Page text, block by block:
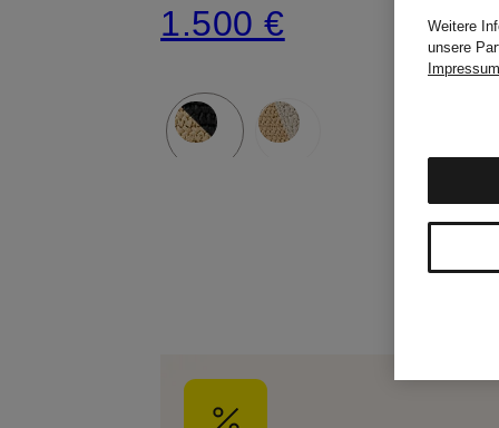
1.500 €
Weitere
unsere
Impressum